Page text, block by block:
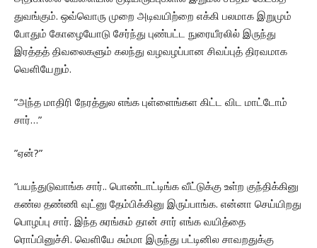
துவங்கும். ஒவ்வொரு முறை அடிவயிற்றை எக்கி பலமாக இறுமும்
போதும் கோழையோடு சேர்ந்து புண்பட்ட நுரையீரலில் இருந்து
இரத்தத் திவலைகளும் கலந்து வழவழப்பான சிவப்புத் திரவமாக
வெளியேறும்.
”அந்த மாதிரி நேரத்துல எங்க புள்ளைங்கள கிட்ட விட மாட்டோம்
சார்…”
”ஏன்?”
“பயந்துடுவாங்க சார்.. பொண்டாட்டிங்க வீட்டுக்கு உள்ற குந்திக்கினு
கண்ல தண்ணி வுட்னு தேம்பிக்கினு இருப்பாங்க. என்னா செய்யிறது
பொழப்பு சார். இந்த சுரங்கம் தான் சார் எங்க வயித்தை
ரொப்பினுச்சி. வெளியே சும்மா இருந்து பட்டினில சாவறதுக்கு